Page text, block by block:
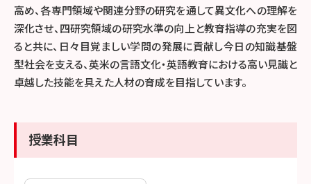
高め、各専門領域や関連分野の研究を通して異文化への理解を
深化させ、四研究領域の研究水準の向上と教育指導の充実を図
ると共に、日々目覚ましい学問の発展に貢献し今日の知識基盤
型社会を支える、英米の言語文化・英語教育における高い見識と
卓越した技能を具えた人材の育成を目指しています。
授業科目